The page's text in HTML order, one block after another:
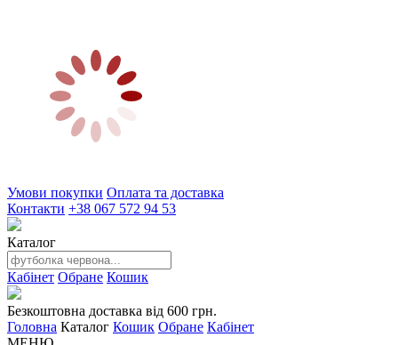
Умови покупки Оплата та доставка
Контакти +38 067 572 94 53
Каталог
Кабінет Обране Кошик
Безкоштовна доставка від 600 грн.
Головна Каталог Кошик Обране Кабінет